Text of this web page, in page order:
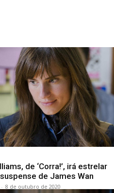
de ‘Corra!’, irá estrelar
suspense de James Wan
- 8 de outubro de 2020